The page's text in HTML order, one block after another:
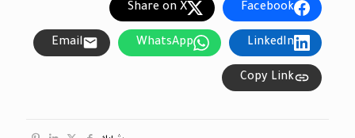
Facebook
Share on X
LinkedIn
WhatsApp
Email
Copy Link